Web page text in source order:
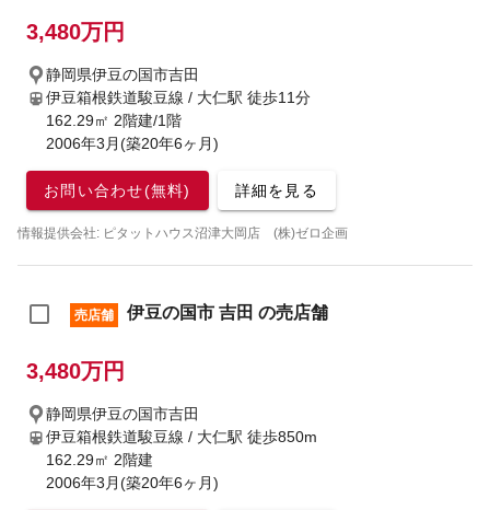
3,480万円
静岡県伊豆の国市吉田
伊豆箱根鉄道駿豆線 / 大仁駅 徒歩11分
162.29㎡ 2階建/1階
2006年3月(築20年6ヶ月)
お問い合わせ(無料) 詳細を見る
情報提供会社: ピタットハウス沼津大岡店 (株)ゼロ企画
売店舗 伊豆の国市 吉田 の売店舗
3,480万円
静岡県伊豆の国市吉田
伊豆箱根鉄道駿豆線 / 大仁駅 徒歩850m
162.29㎡ 2階建
2006年3月(築20年6ヶ月)